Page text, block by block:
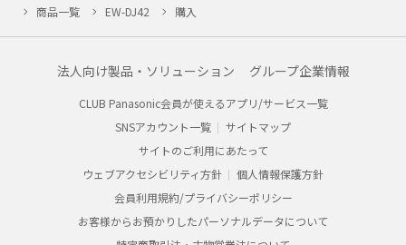
商品一覧
EW-DJ42 購入
法人向け製品・ソリューション グループ企業情報
CLUB Panasonic会員が使えるアプリ/サービス一覧
SNSアカウント一覧
サイトマップ
サイトのご利用にあたって
ウェブアクセシビリティ方針
個人情報保護方針
会員利用規約/プライバシーポリシー
お客様からお預かりしたパーソナルデータについて